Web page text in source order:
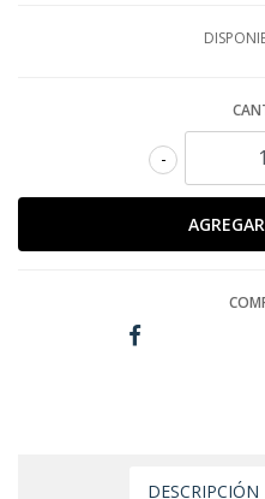
-
DESCRIPCIÓN